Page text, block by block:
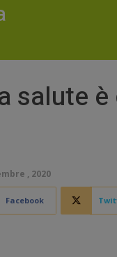
salute
, 2020
Facebook